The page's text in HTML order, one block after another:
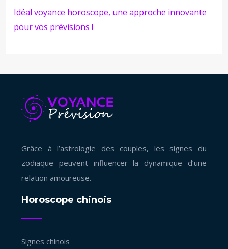
Idéal voyance horoscope, une approche innovante
pour vos prévisions !
Grâce à l’astrologie des couples, les signes du
zodiaque peuvent influencer la dynamique d’une
relation amoureuse.
Horoscope chinois
Signes chinois